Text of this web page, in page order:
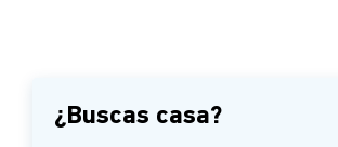
¿Buscas casa?